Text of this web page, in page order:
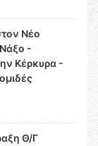
Νέο
-
Κέρκυρα -
Θ/Γ